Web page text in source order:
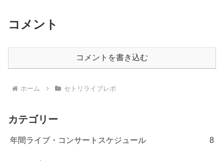
コメント
コメントを書き込む
ホーム セトリライブレポ
カテゴリー
年間ライブ・コンサートスケジュール 8